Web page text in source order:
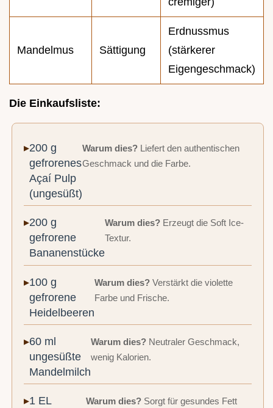
Mandelmus Sättigung
Erdnussmus
(stärkerer
Eigengeschmack)
Die Einkaufsliste:
200 g
gefrorenes
Açaí Pulp
(ungesüßt)
Warum dies? Liefert den authentischen
Geschmack und die Farbe.
200 g
gefrorene
Bananenstücke
Warum dies? Erzeugt die Soft Ice-
Textur.
100 g
gefrorene
Heidelbeeren
Warum dies? Verstärkt die violette
Farbe und Frische.
60 ml
ungesüßte
Mandelmilch
Warum dies? Neutraler Geschmack,
wenig Kalorien.
1 EL
Warum dies? Sorgt für gesundes Fett